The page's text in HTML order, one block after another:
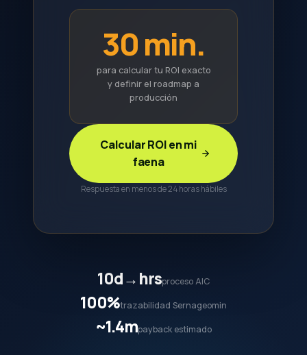
30 min.
para calcular tu ROI exacto
y definir el roadmap a
producción
Calcular ROI en mi
faena
Respuesta en menos de 24 horas hábiles
10d→hrsproceso AIC
100%trazabilidad Sernageomin
~1.4mpayback estimado